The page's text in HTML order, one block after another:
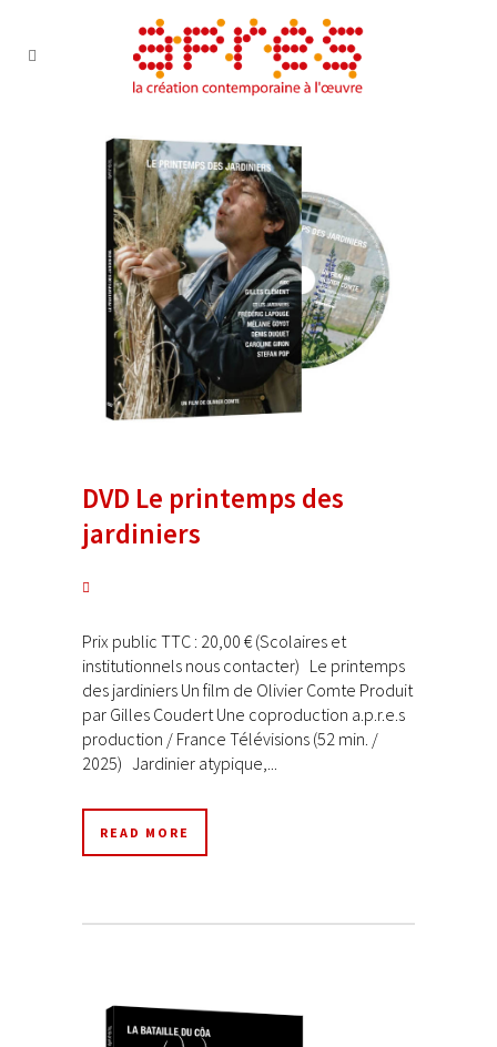
DVD Le printemps des
jardiniers
Prix public TTC : 20,00 € (Scolaires et
institutionnels nous contacter) Le printemps
des jardiniers Un film de Olivier Comte Produit
par Gilles Coudert Une coproduction a.p.r.e.s
production / France Télévisions (52 min. /
2025) Jardinier atypique,...
READ MORE